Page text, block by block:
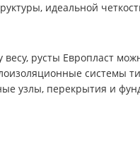
идеальной
русты Европласт
системы
узлы, перекрытия и